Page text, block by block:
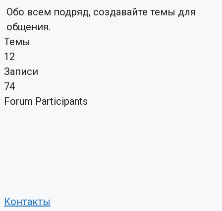
Обо всем подряд, создавайте темы для
общения.
Темы
12
Записи
74
Forum Participants
Контакты